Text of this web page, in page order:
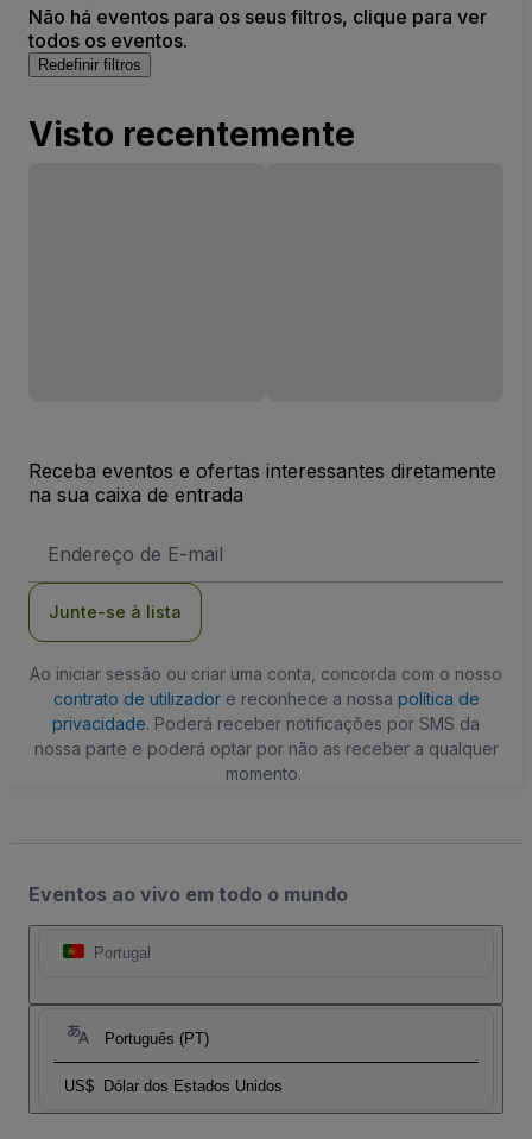
Não há eventos para os seus filtros, clique para ver
todos os eventos.
Redefinir filtros
Visto recentemente
Receba eventos e ofertas interessantes diretamente
na sua caixa de entrada
de
Junte-se à lista
Ao iniciar sessão ou criar uma conta, concorda com o nosso
contrato de utilizadore reconhece a nossa política de
privacidade. Poderá receber notificações por SMS da
nossa parte e poderá optar por não as receber a qualquer
momento.
Eventos ao vivo em todo o mundo
Portugal
Português (PT)
US$ Dólar dos Estados Unidos